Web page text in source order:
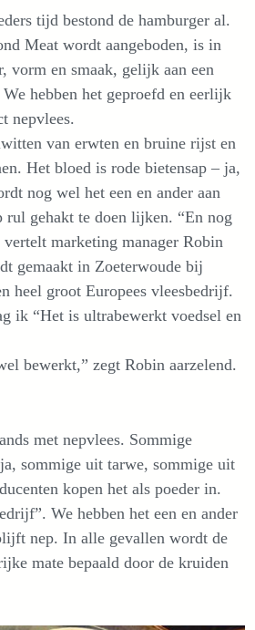
tijd bestond de hamburger al.
Meat wordt aangeboden, is in
vorm en smaak, gelijk aan een
hebben het geproefd en eerlijk
nepvlees.
van erwten en bruine rijst en
Het bloed is rode bietensap – ja,
nog wel het een en ander aan
rul gehakt te doen lijken. “En nog
vertelt marketing manager Robin
gemaakt in Zoeterwoude bij
heel groot Europees vleesbedrijf.
ik “Het is ultrabewerkt voedsel en
bewerkt,” zegt Robin aarzelend.
met nepvlees. Sommige
sommige uit tarwe, sommige uit
kopen het als poeder in.
We hebben het een en ander
nep. In alle gevallen wordt de
mate bepaald door de kruiden